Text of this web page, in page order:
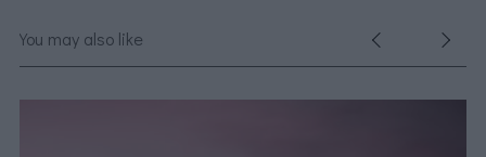
You may also like